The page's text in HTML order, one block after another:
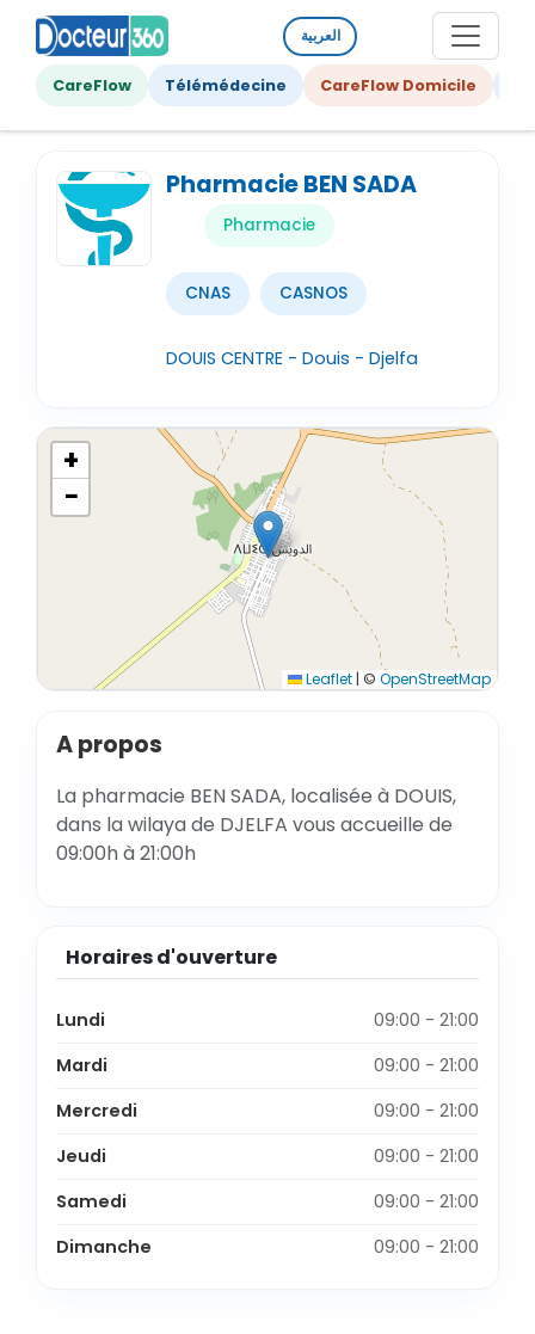
العربية
CareFlow Télémédecine CareFlow Domicile
Pharmacie BEN SADA
Pharmacie
CNAS CASNOS
DOUIS CENTRE - Douis - Djelfa
+
−
Leaflet | © OpenStreetMap
A propos
La pharmacie BEN SADA, localisée à DOUIS,
dans la wilaya de DJELFA vous accueille de
09:00h à 21:00h
Horaires d'ouverture
Lundi
09:00 - 21:00
Mardi
09:00 - 21:00
Mercredi
09:00 - 21:00
Jeudi
09:00 - 21:00
Samedi
09:00 - 21:00
Dimanche
09:00 - 21:00